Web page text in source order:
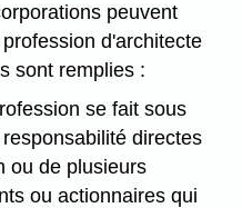
peuvent
d'architecte
sont remplies :
se fait sous
directes
ou de plusieurs
ou actionnaires qui